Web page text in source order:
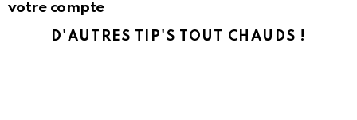
votre compte
D'AUTRES TIP'S TOUT CHAUDS !